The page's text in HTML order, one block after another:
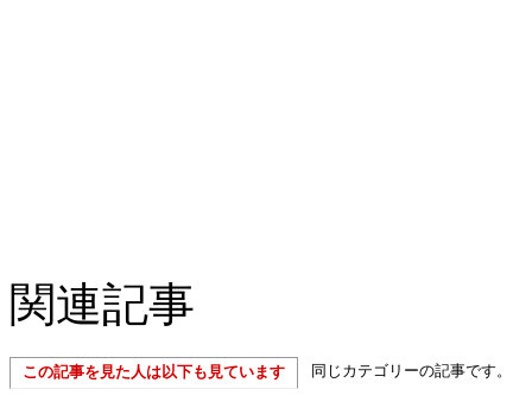
関連記事
この記事を見た人は以下も見ています 同じカテゴリーの記事です。